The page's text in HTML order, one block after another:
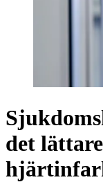
det